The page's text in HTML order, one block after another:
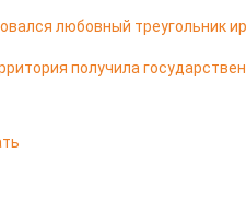
любовный треугольник
получила